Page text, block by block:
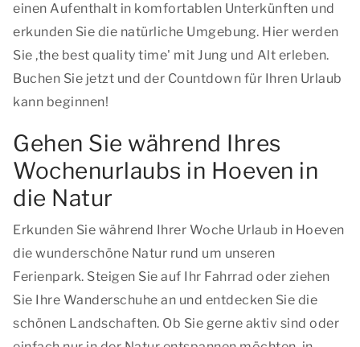
einen Aufenthalt in komfortablen Unterkünften und
erkunden Sie die natürliche Umgebung. Hier werden
Sie ,the best quality time' mit Jung und Alt erleben.
Buchen Sie jetzt und der Countdown für Ihren Urlaub
kann beginnen!
Gehen Sie während Ihres
Wochenurlaubs in Hoeven in
die Natur
Erkunden Sie während Ihrer Woche Urlaub in Hoeven
die wunderschöne Natur rund um unseren
Ferienpark. Steigen Sie auf Ihr Fahrrad oder ziehen
Sie Ihre Wanderschuhe an und entdecken Sie die
schönen Landschaften. Ob Sie gerne aktiv sind oder